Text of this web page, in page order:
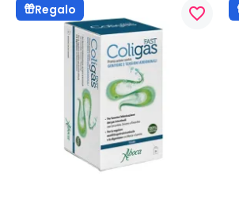
Regalo favorite_border